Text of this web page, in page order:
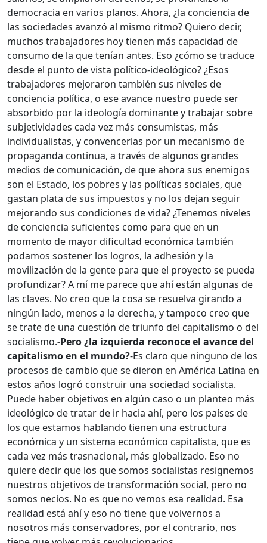
democracia en varios planos. Ahora, ¿la conciencia de
las sociedades avanzó al mismo ritmo? Quiero decir,
muchos trabajadores hoy tienen más capacidad de
consumo de la que tenían antes. Eso ¿cómo se traduce
desde el punto de vista político-ideológico? ¿Esos
trabajadores mejoraron también sus niveles de
conciencia política, o ese avance nuestro puede ser
absorbido por la ideología dominante y trabajar sobre
subjetividades cada vez más consumistas, más
individualistas, y convencerlas por un mecanismo de
propaganda continua, a través de algunos grandes
medios de comunicación, de que ahora sus enemigos
son el Estado, los pobres y las políticas sociales, que
gastan plata de sus impuestos y no los dejan seguir
mejorando sus condiciones de vida? ¿Tenemos niveles
de conciencia suficientes como para que en un
momento de mayor dificultad económica también
podamos sostener los logros, la adhesión y la
movilización de la gente para que el proyecto se pueda
profundizar? A mí me parece que ahí están algunas de
las claves. No creo que la cosa se resuelva girando a
ningún lado, menos a la derecha, y tampoco creo que
se trate de una cuestión de triunfo del capitalismo o del
socialismo.-Pero ¿la izquierda reconoce el avance del
capitalismo en el mundo?-Es claro que ninguno de los
procesos de cambio que se dieron en América Latina en
estos años logró construir una sociedad socialista.
Puede haber objetivos en algún caso o un planteo más
ideológico de tratar de ir hacia ahí, pero los países de
los que estamos hablando tienen una estructura
económica y un sistema económico capitalista, que es
cada vez más trasnacional, más globalizado. Eso no
quiere decir que los que somos socialistas resignemos
nuestros objetivos de transformación social, pero no
somos necios. No es que no vemos esa realidad. Esa
realidad está ahí y eso no tiene que volvernos a
nosotros más conservadores, por el contrario, nos